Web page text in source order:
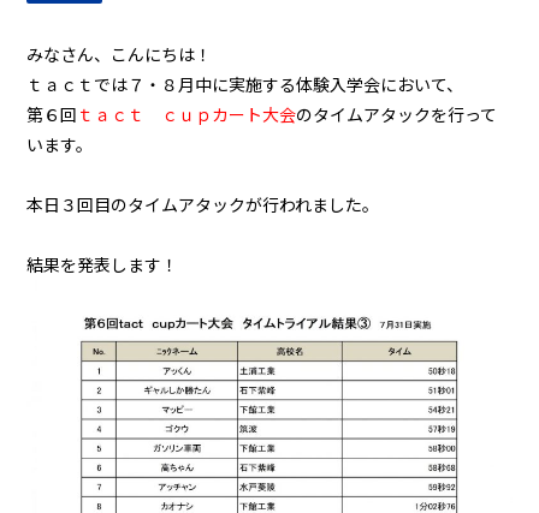
みなさん、こんにちは！
ｔａｃｔでは７・８月中に実施する体験入学会において、
第６回 ｔａｃｔ ｃｕｐカート大会のタイムアタックを行って
います。
本日３回目のタイムアタックが行われました。
結果を発表します！